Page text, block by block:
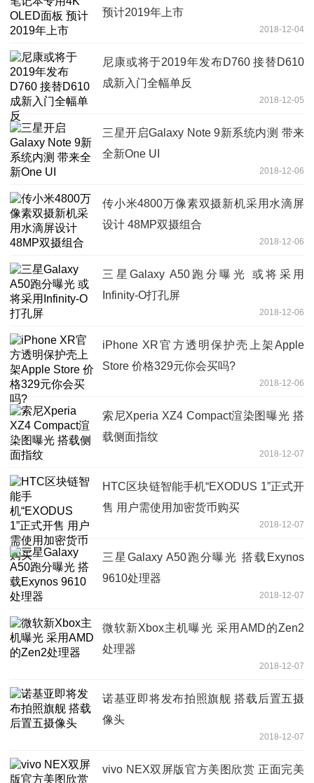
预计2019年上市
2018-12-04
尼康或将于2019年发布D760 接替D610
成新入门全幅单反
2018-12-05
三星开启Galaxy Note 9新系统内测 带来
全新One UI
2018-12-06
传小米4800万像素双摄新机采用水滴屏
设计 48MP双摄组合
2018-12-06
三星Galaxy A50跑分曝光 或将采用
Infinity-O打孔屏
2018-12-06
iPhone XR官方透明保护壳上架Apple
Store 价格329元你会买吗?
2018-12-06
索尼Xperia XZ4 Compact渲染图曝光 搭
载侧面指纹
2018-12-07
HTC区块链智能手机“EXODUS 1”正式开
售 用户需使用加密货币购买
2018-12-07
三星Galaxy A50跑分曝光 搭载Exynos
9610处理器
2018-12-07
微软新Xbox主机曝光 采用AMD的Zen2
处理器
2018-12-07
诺基亚即将发布拍照旗舰 搭载后置五摄
像头
2018-12-07
vivo NEX双屏版官方美图欣赏 正面完美